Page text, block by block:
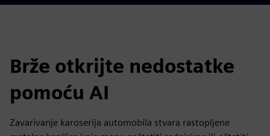
Brže otkrijte nedostatke
pomoću AI
Zavarivanje karoserija automobila stvara rastopljene